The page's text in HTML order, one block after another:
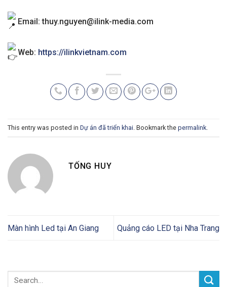
Email:thuy.nguyen@ilink-media.com
Web: https://ilinkvietnam.com
This entry was posted in Dự án đã triển khai . Bookmark the permalink
TỐNG HUY
Màn hình Led tại An Giang Quảng cáo LED tại Nha Trang